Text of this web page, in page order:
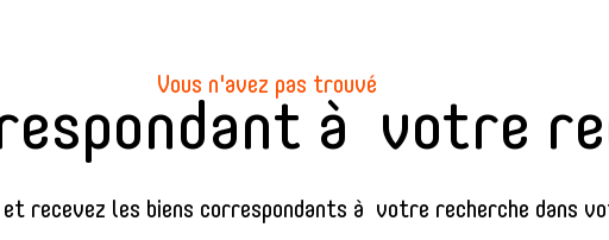
Vous n'avez pas trouvé
à votre
recevez les biens correspondants à votre recherche dans